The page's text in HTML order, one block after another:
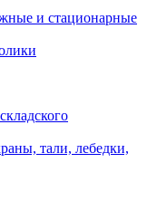
и стационарные
тали, лебедки,